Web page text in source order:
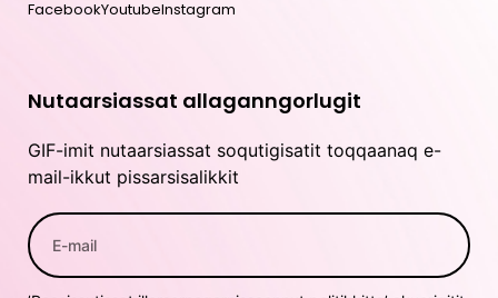
FacebookYoutubeInstagram
Nutaarsiassat allaganngorlugit
GIF-imit nutaarsiassat soqutigisatit toqqaanaq e-
mail-ikkut pissarsisalikkit